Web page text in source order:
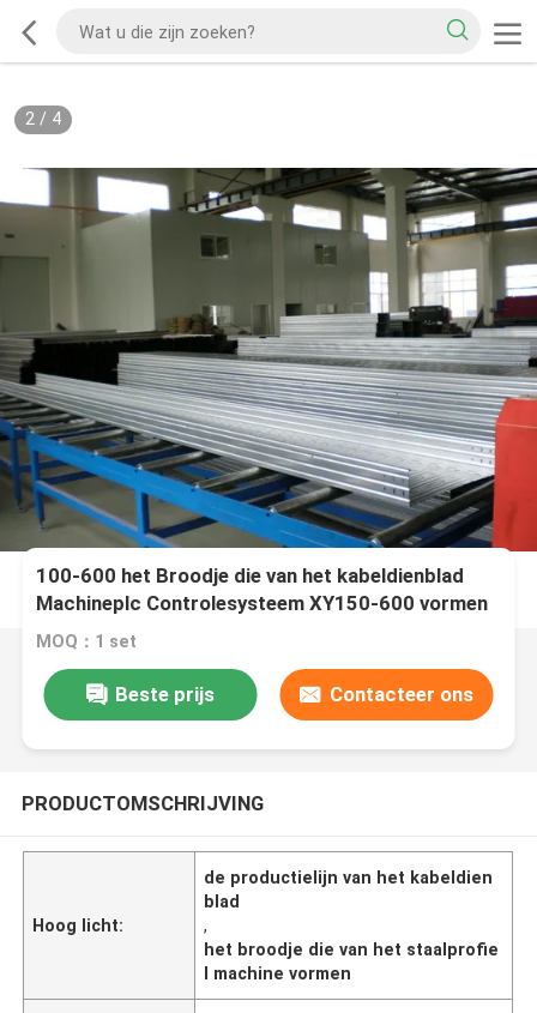
2/ 4
100-600 het Broodje die van het kabeldienblad
Machineplc Controlesysteem XY150-600 vormen
MOQ：1 set
Beste prijs Contacteer ons
PRODUCTOMSCHRIJVING
Hoog licht:
de productielijn van het kabeldien
blad
,
het broodje die van het staalprofie
l machine vormen